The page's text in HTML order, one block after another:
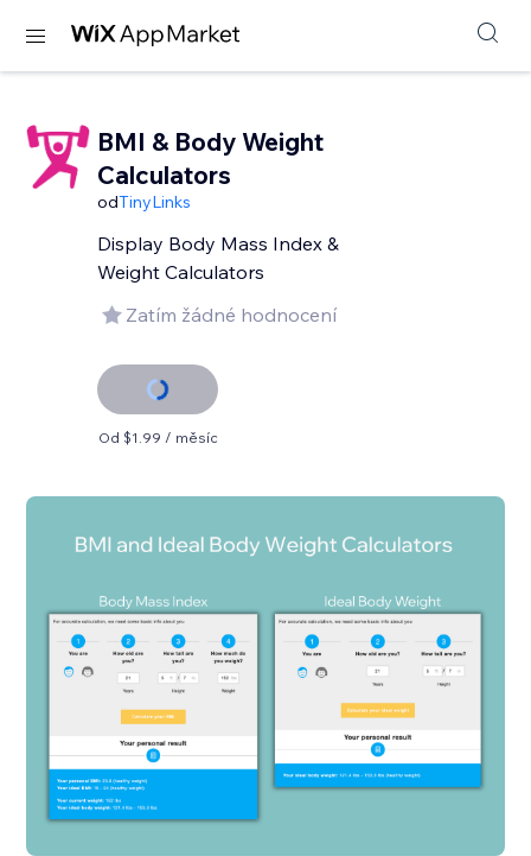
BMI & Body Weight
Calculators
odTinyLinks
Display Body Mass Index &
Weight Calculators
Zatím žádné hodnocení
Od $1.99 / měsíc